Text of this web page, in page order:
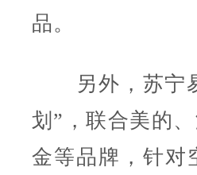
品。
另外，苏宁易
划”，联合美的
金等品牌，针对